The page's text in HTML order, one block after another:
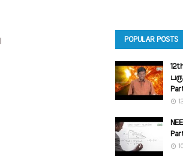
POPULAR POSTS